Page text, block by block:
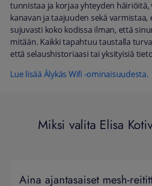
tunnistaa ja korjaa yhteyden häiriöitä,
kanavan ja taajuuden sekä
sujuvasti koko kodissa ilman, että
mitään. Kaikki tapahtuu taustalla
että selaushistoriaasi tai yksityisiä
Lue lisää Älykäs Wifi -ominaisuudesta.
Miksi valita Elisa
Aina ajantasaiset mesh-